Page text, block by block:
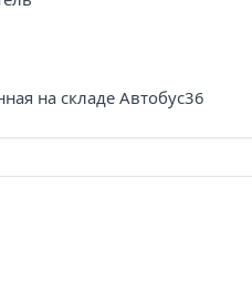
на складе Автобус36